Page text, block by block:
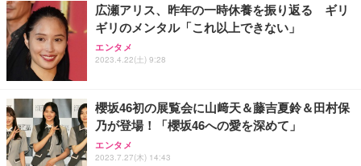
広瀬アリス、昨年の一時休養を振り返る ギリ
ギリのメンタル「これ以上できない」
エンタメ
2023.4.22(土) 9:28
櫻坂46初の展覧会に山﨑天＆藤吉夏鈴＆田村保
乃が登場！「櫻坂46への愛を深めて」
エンタメ
2023.7.27(木) 14:43